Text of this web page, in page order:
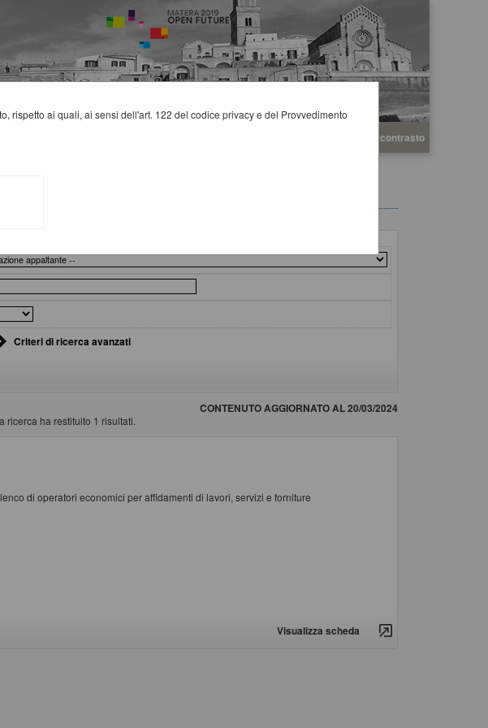
Alto contrasto
rispetto ai quali, ai sensi dell'art. 122 del codice privacy e del Provvedimento
Criteri di ricerca avanzati
CONTENUTO AGGIORNATO AL 20/03/2024
ricerca ha restituito 1 risultati.
di operatori economici per affidamenti di lavori, servizi e forniture
Visualizza scheda